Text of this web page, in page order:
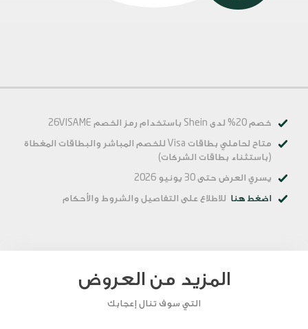
خصم 20% لدى Shein باستخدام رمز الخصم
26VISAME
متاح لحاملي بطاقات Visa للخصم المباشر والبطاقات المغطاة
(باستثناء بطاقات الشركات)
يسري العرض حتى 30 يونيو 2026
اضغط هنا للاطلاع على التفاصيل والشروط والأحكام
المزيد من العروض
التي سوف تنال إعجابك